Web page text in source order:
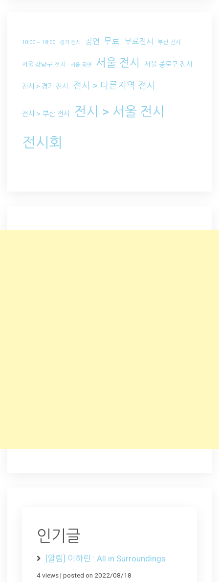
10:00 ~ 18:00 경기 전시 공연 무료 무료전시 부산 전시
서울 강남구 전시 서울 공연 서울 전시 서울 종로구 전시
전시 > 경기 전시 전시 > 다른지역 전시
전시 > 부산 전시 전시 > 서울 전시
전시회
인기글
[알림] 이하린 : All in Surroundings
4 views| posted on 2022/08/18